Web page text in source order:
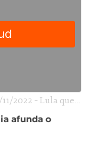
furar o teto em R$ 175 bilhões
afunda o